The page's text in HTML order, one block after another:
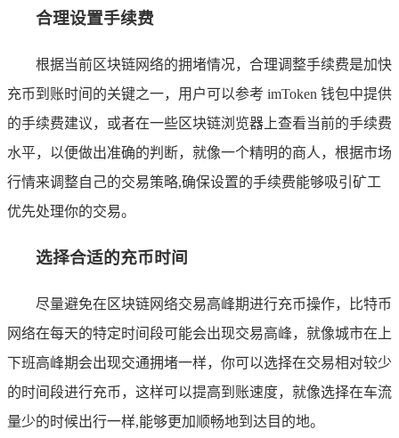
合理设置手续费
根据当前区块链网络的拥堵情况，合理调整手续费是加快
充币到账时间的关键之一，用户可以参考 imToken 钱包中提供
的手续费建议，或者在一些区块链浏览器上查看当前的手续费
水平，以便做出准确的判断，就像一个精明的商人，根据市场
行情来调整自己的交易策略,确保设置的手续费能够吸引矿工
优先处理你的交易。
选择合适的充币时间
尽量避免在区块链网络交易高峰期进行充币操作，比特币
网络在每天的特定时间段可能会出现交易高峰，就像城市在上
下班高峰期会出现交通拥堵一样，你可以选择在交易相对较少
的时间段进行充币，这样可以提高到账速度，就像选择在车流
量少的时候出行一样,能够更加顺畅地到达目的地。